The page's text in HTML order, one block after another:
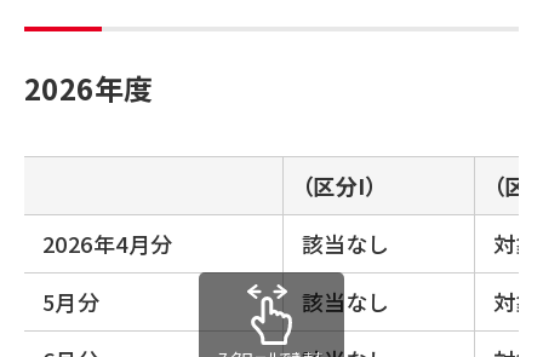
2026年度
（区分I）
（区
2026年4月分
該当なし
対象
5月分
該当なし
対象